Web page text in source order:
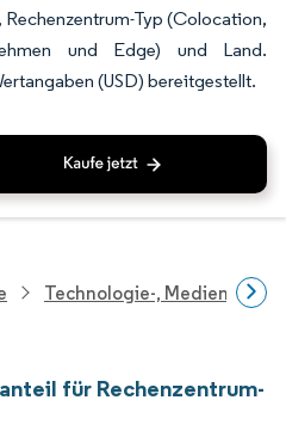
Typ (Colocation,
und Edge) und Land.
(USD) bereitgestellt.
Technologie-, Medien- Und
für Rechenzentrum-